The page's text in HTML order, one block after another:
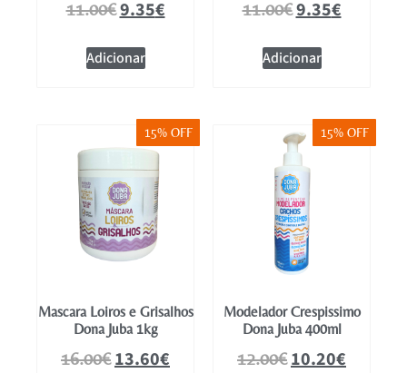
11.00€9.35€
Adicionar
11.00€9.35€
Adicionar
15% OFF
Mascara Loiros e Grisalhos
Dona Juba 1kg
16.00€13.60€
15% OFF
Modelador Crespissimo
Dona Juba 400ml
12.00€10.20€